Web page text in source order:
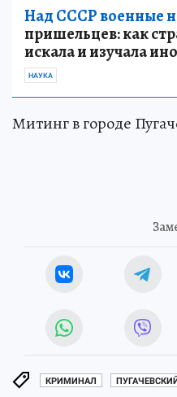
Над СССР военные
пришельцев: как
искала и изучала
НАУКА
Митинг в городе
КРИМИНАЛ